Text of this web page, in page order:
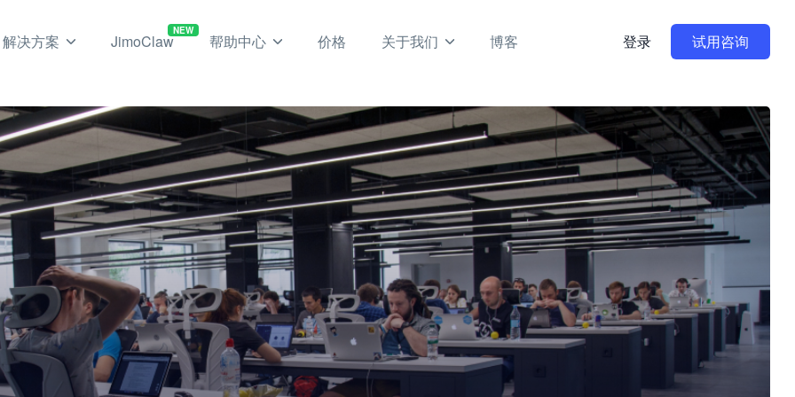
解决方案 JimoClaw
NEW
帮助中心 价格 关于我们 博客 登录 试用咨询